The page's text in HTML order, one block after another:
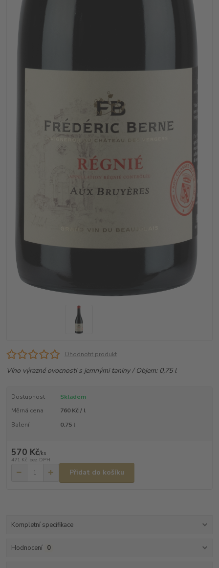
Ohodnotit produkt
Víno výrazné ovocnosti s jemnými taniny / Objem: 0,75 l
Dostupnost
Skladem
Měrná cena
760 Kč / l
Balení
0.75 l
570 Kč/ks
471 Kč bez DPH
Přidat do košíku
Kompletní specifikace
Hodnocení 0